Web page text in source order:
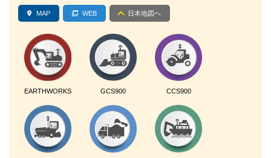
MAP WEB 日本地図へ
EARTHWORKS GCS900 CCS900